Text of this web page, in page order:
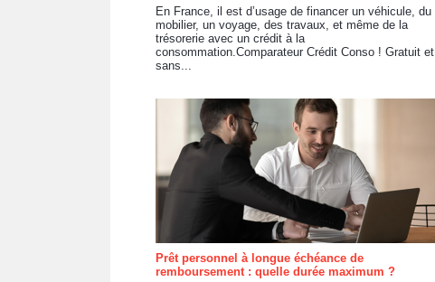
En France, il est d’usage de financer un véhicule, du
mobilier, un voyage, des travaux, et même de la
trésorerie avec un crédit à la
consommation.Comparateur Crédit Conso ! Gratuit et
sans...
Prêt personnel à longue échéance de
remboursement : quelle durée maximum ?